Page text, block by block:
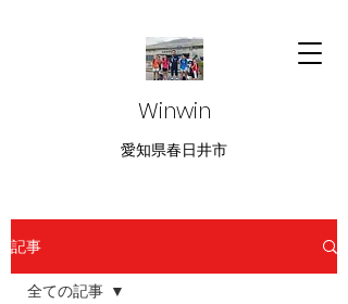
Winwin
愛知県春日井市
記事
全ての記事